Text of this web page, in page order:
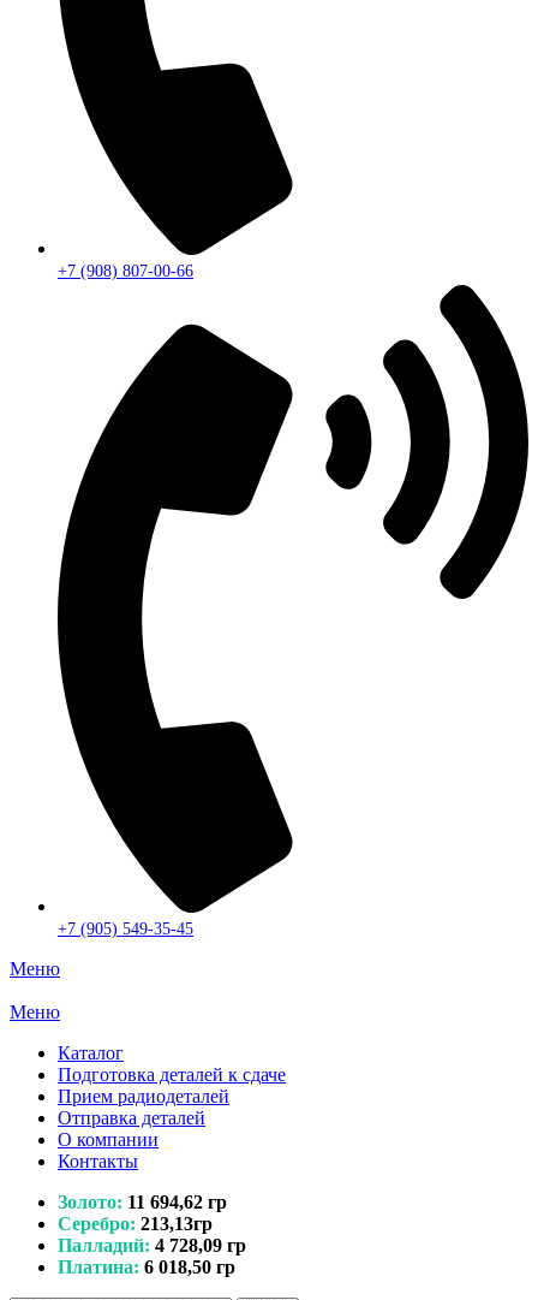
+7 (908) 807-00-66
+7 (905) 549-35-45
Меню
Меню
Каталог
Подготовка деталей к сдаче
Прием радиодеталей
Отправка деталей
О компании
Контакты
Золото: 11 694,62 гр
Серебро: 213,13гр
Палладий: 4 728,09 гр
Платина: 6 018,50 гр